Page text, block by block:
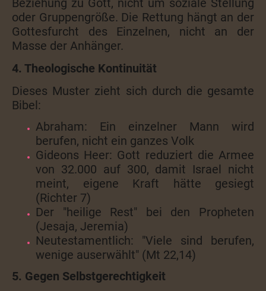
oder Gruppengröße. Die Rettung hängt an der
Gottesfurcht des Einzelnen, nicht an der
Masse der Anhänger.
4. Theologische Kontinuität
Dieses Muster zieht sich durch die gesamte
Bibel:
Abraham: Ein einzelner Mann wird
berufen, nicht ein ganzes Volk
Gideons Heer: Gott reduziert die Armee
von 32.000 auf 300, damit Israel nicht
meint, eigene Kraft hätte gesiegt
(Richter 7)
Der "heilige Rest" bei den Propheten
(Jesaja, Jeremia)
Neutestamentlich: "Viele sind berufen,
wenige auserwählt" (Mt 22,14)
5. Gegen Selbstgerechtigkeit